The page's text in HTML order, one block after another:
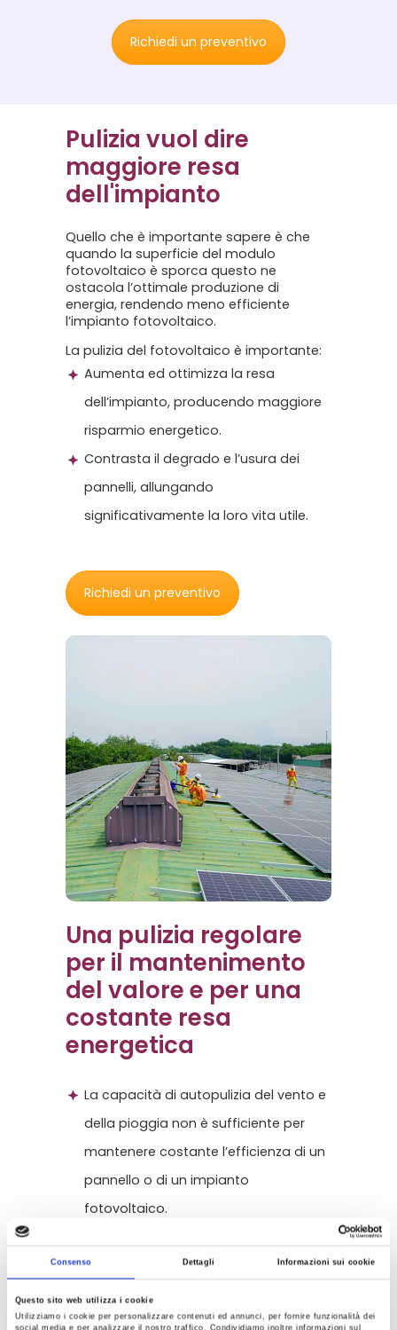
Consenso Dettagli Informazioni sui cookie
Questo sito web utilizza i cookie
Utilizziamo i cookie per personalizzare contenuti ed annunci, per fornire funzionalità dei
social media e per analizzare il nostro traffico. Condividiamo inoltre informazioni sul
Richiedi un preventivo
Pulizia vuol dire
maggiore resa
dell'impianto
Quello che è importante sapere è che
quando la superficie del modulo
fotovoltaico è sporca questo ne
ostacola l’ottimale produzione di
energia, rendendo meno efficiente
l’impianto fotovoltaico.
La pulizia del fotovoltaico è importante:
Aumenta ed ottimizza la resa
dell’impianto, producendo maggiore
risparmio energetico.
Contrasta il degrado e l’usura dei
pannelli, allungando
significativamente la loro vita utile.
Richiedi un preventivo
Una pulizia regolare
per il mantenimento
del valore e per una
costante resa
energetica
La capacità di autopulizia del vento e
della pioggia non è sufficiente per
mantenere costante l’efficienza di un
pannello o di un impianto
fotovoltaico.
molto forti, lo sporco tende a
rimanere sulla superficie o sul telaio
del pannello. Questo causa perdite di